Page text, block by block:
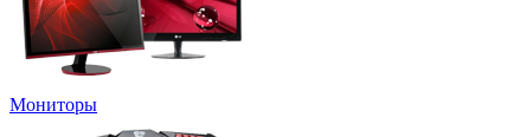
Мониторы